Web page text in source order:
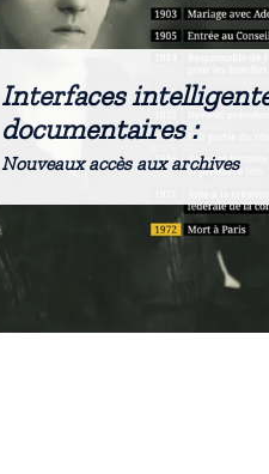
Interfaces
documentaires :
Nouveaux accès aux archives